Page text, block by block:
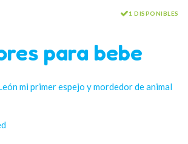
1 DISPONIBLES
para bebe
mi primer espejo y mordedor de animal